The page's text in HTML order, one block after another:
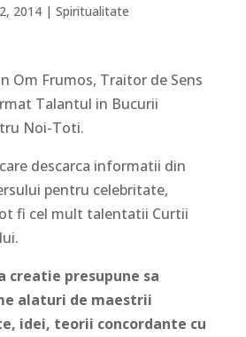
2014| Spiritualitate
Om Frumos, Traitor de Sens
Talantul in Bucurii
Noi-Toti.
descarca informatii din
pentru celebritate,
fi cel mult talentatii Curtii
creatie presupune sa
alaturi de maestrii
idei, teorii concordante cu